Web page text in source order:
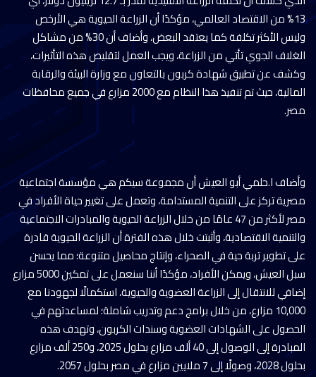
13% من الاقتصاد العالمي، مؤكدًا أن الزراعة الحيوية هي الأرخص
وليس الأكثر تكلفة كما يعتقد البعض، وأضاف أن 30% من مشاكل
الغلاف الجوي تأتي من الزراعة، ويجب العمل لتقليص هذه التأثيرات،
وكشف عن تطبيق شهادة كربون بالتعاون مع وزارة البيئة والرقابة
المالية، حيث تم تنفيذ هذا النظام مع 2000 مزارع في جميع محافظات
مصر.
وأضاف ا.حلمي أبو العيش أن مجموعة سيكم هي مؤسسة اجتماعية
مصرية تركز على التنمية المستدامة، وتعمل على تغيير حياة الأفراد في
مصر لأكثر من 47 عامًا من خلال الزراعة الحيوية والمبادرات الاجتماعية
والتنمية الاقتصادية، وأثبتت خلال هذه الفترة أن الزراعة الحيوية قادرة
على تطوير تربة حية في الصحراء، وإنتاج محاصيل متنوعة؛ مما يحسن
سبل العيش، ويمكن الأفراد، مؤكدًا أننا سنعمل على تمكين 5000 مزارع
إضافي للانتقال إلى الزراعة العضوية والحيوية، استكمالًا لجهودنا مع
10,000 مزارع، من خلال برامج دعم وتدريب شاملة؛ لمساعدتهم في
الحصول على الشهادات العضوية وسندات الكربون، وتهدف هذه
المبادرة إلى الوصول إلى 40 ألف مزارع بحلول 2025، و250 ألف مزارع
بحلول 2028، وصولًا إلى 7 ملايين مزارع في مصر بحلول 2057.